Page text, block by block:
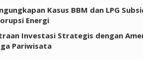
Kasus BBM dan LPG
Energi
Investasi Strategis dengan
Pariwisata